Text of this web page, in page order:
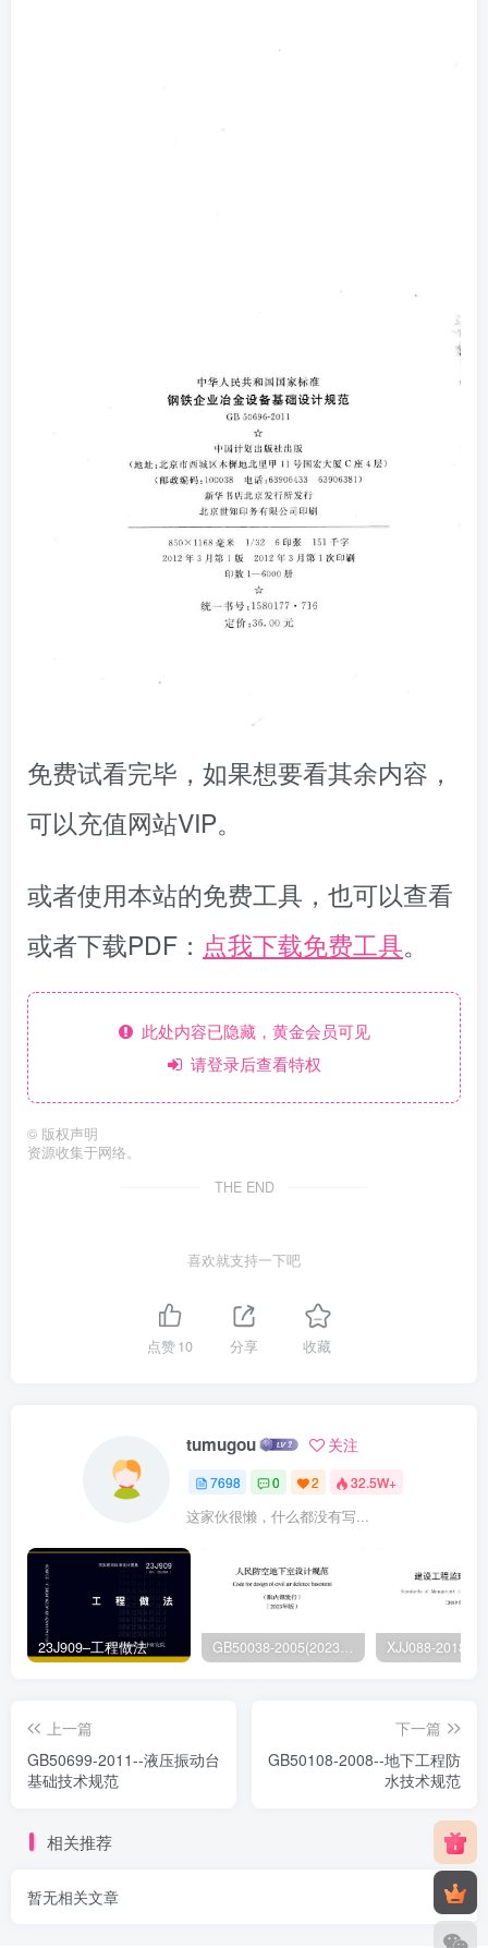
免费试看完毕，如果想要看其余内容，
可以充值网站VIP。
或者使用本站的免费工具，也可以查看
或者下载PDF： 点我下载免费工具。
此处内容已隐藏，黄金会员可见
请登录后查看特权
© 版权声明
资源收集于网络。
THE END
喜欢就支持一下吧
点赞10 分享 收藏
tumugou 关注
7698 0 2 32.5W+
这家伙很懒，什么都没有写...
23J909–工程做法 GB50038-2005(2023版)–人民防空地下室设计规范
上一篇
GB50699-2011--液压振动台
基础技术规范
下一篇
GB50108-2008--地下工程防
水技术规范
相关推荐
暂无相关文章